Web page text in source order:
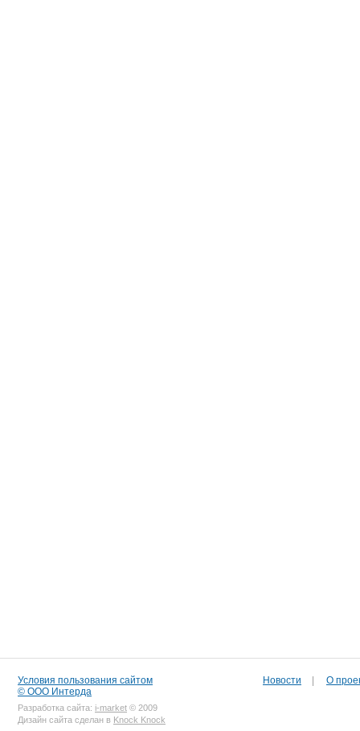
Условия пользования сайтом
© ООО Интерда
Разработка сайта: i-market © 2009
Дизайн сайта сделан в Knock Knock
Новости О